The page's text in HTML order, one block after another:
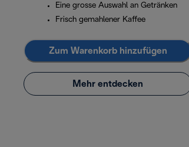
Eine grosse Auswahl an Getränken
Frisch gemahlener Kaffee
Zum Warenkorb hinzufügen
Mehr entdecken